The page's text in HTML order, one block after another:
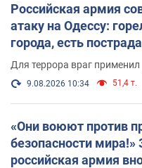
Российская армия
атаку на Одессу:
города, есть
Для террора враг
9.08.2026 10:34 51,4 т.
«Они воюют против
безопасности мира!»
российская армия